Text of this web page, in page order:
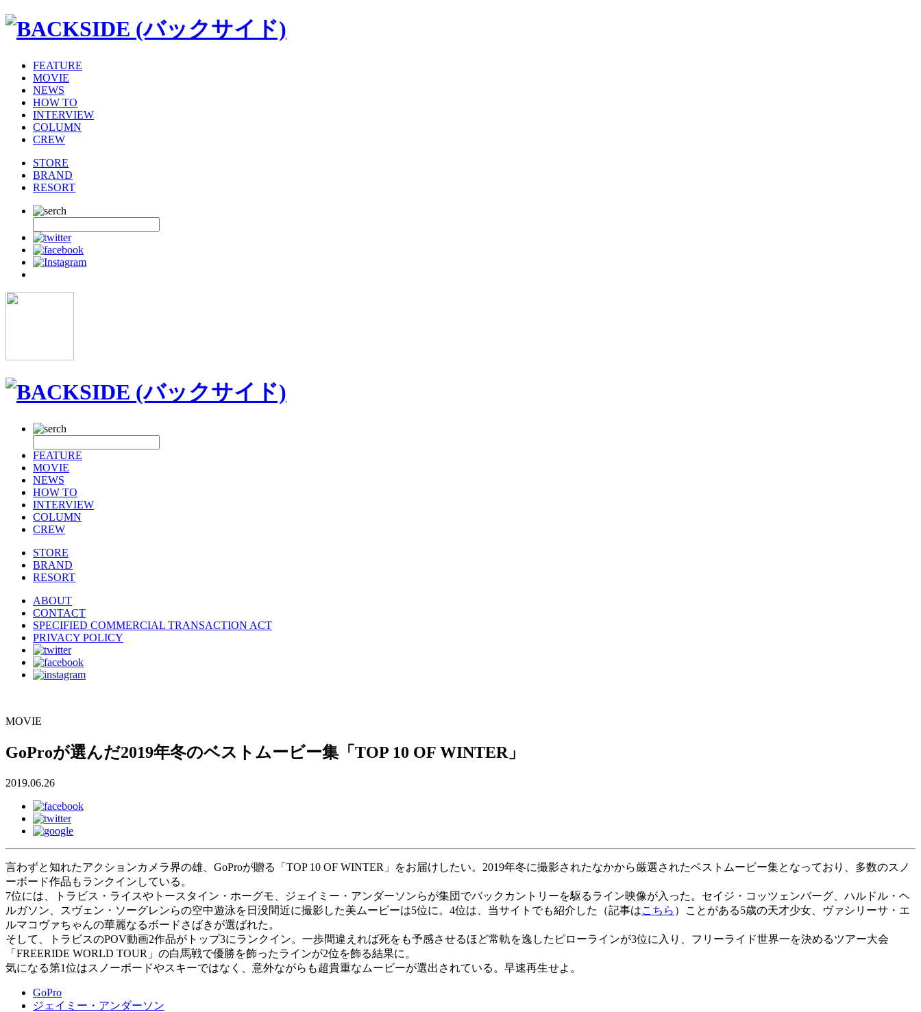
FEATURE
MOVIE
NEWS
HOW TO
INTERVIEW
COLUMN
CREW
STORE
BRAND
RESORT
FEATURE
MOVIE
NEWS
HOW TO
INTERVIEW
COLUMN
CREW
STORE
BRAND
RESORT
ABOUT
CONTACT
SPECIFIED COMMERCIAL TRANSACTION ACT
PRIVACY POLICY
MOVIE
GoProが選んだ2019年冬のベストムービー集「TOP 10 OF WINTER」
2019.06.26
言わずと知れたアクションカメラ界の雄、GoProが贈る「TOP 10 OF WINTER」をお届けしたい。2019年冬に撮影されたなかから厳選されたベストムービー集となっており、多数のスノ
ーボード作品もランクインしている。
7位には、トラビス・ライスやトースタイン・ホーグモ、ジェイミー・アンダーソンらが集団でバックカントリーを駆るライン映像が入った。セイジ・コッツェンバーグ、ハルドル・ヘ
ルガソン、スヴェン・ソーグレンらの空中遊泳を日没間近に撮影した美ムービーは5位に。4位は、当サイトでも紹介した（記事はこちら ）ことがある5歳の天才少女、ヴァシリーサ・エ
ルマコヴァちゃんの華麗なるボードさばきが選ばれた。
そして、トラビスのPOV動画2作品がトップ3にランクイン。一歩間違えれば死をも予感させるほど常軌を逸したピローラインが3位に入り、フリーライド世界一を決めるツアー大会
「FREERIDE WORLD TOUR」の白馬戦で優勝を飾ったラインが2位を飾る結果に。
気になる第1位はスノーボードやスキーではなく、意外ながらも超貴重なムービーが選出されている。早速再生せよ。
GoPro
ジェイミー・アンダーソン